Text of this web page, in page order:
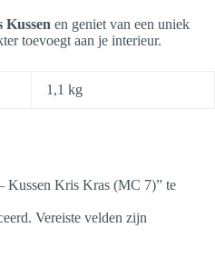
Kussen en geniet van een uniek
toevoegt aan je interieur.
1,1 kg
Kussen Kris Kras (MC 7)” te
Vereiste velden zijn